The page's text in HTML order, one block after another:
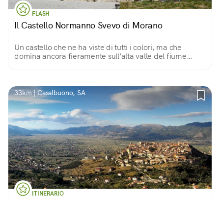
FLASH
Il Castello Normanno Svevo di Morano
Un castello che ne ha viste di tutti i colori, ma che
domina ancora fieramente sull'alta valle del fiume
33km | Casalbuono, SA
ITINERARIO